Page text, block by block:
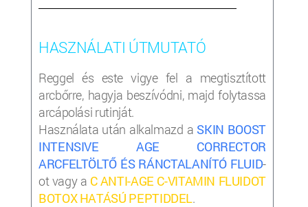
HASZNÁLATI ÚTMUTATÓ
Reggel és este vigye fel a megtisztított
arcbőrre, hagyja beszívódni, majd folytassa
arcápolási rutinját.
Használata után alkalmazd a SKIN BOOST
INTENSIVE AGE CORRECTOR
ARCFELTÖLTŐ ÉS RÁNCTALANÍTÓ FLUID-
ot vagy a C ANTI-AGE C-VITAMIN FLUIDOT
BOTOX HATÁSÚ PEPTIDDEL.